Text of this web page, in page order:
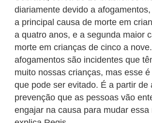
diariamente devido a
a principal causa de morte em
a quatro anos, e a segunda maior
morte em crianças de cinco a
afogamentos são incidentes que
muito nossas crianças, mas esse
que pode ser evitado. É a partir de
prevenção que as pessoas vão
engajar na causa para mudar essa